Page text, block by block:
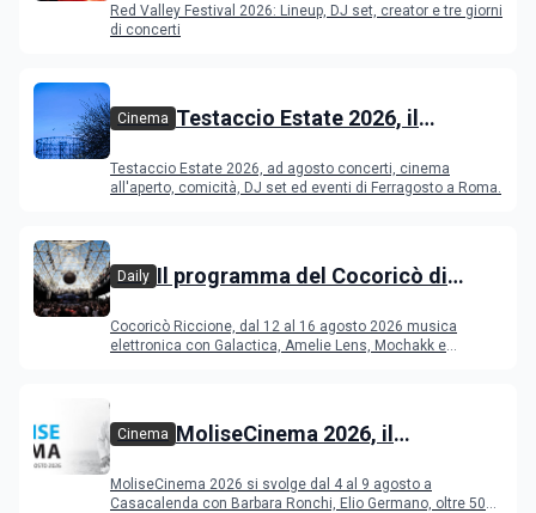
Red Valley Festival 2026: Lineup, DJ set, creator e tre giorni
di concerti
Cinema Testaccio Estate 2026, il
Ferragosto
Testaccio Estate 2026, ad agosto concerti, cinema
all'aperto, comicità, DJ set ed eventi di Ferragosto a Roma.
Daily Il programma del Cocoricò di
Cocoricò Riccione, dal 12 al 16 agosto 2026 musica
elettronica con Galactica, Amelie Lens, Mochakk e
Cinema MoliseCinema 2026, il
MoliseCinema 2026 si svolge dal 4 al 9 agosto a
Casacalenda con Barbara Ronchi, Elio Germano, oltre 50